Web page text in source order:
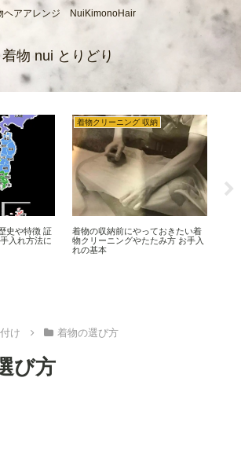
ヘアアレンジ NuiKimonoHair
着物 nui とりどり
史や特徴 証
入れ方法に
着物クリーニング 収納
着物の収納前にやっておきたい着
物クリーニングやたたみ方 お手入
れの基本
け 着物の選び方
び方